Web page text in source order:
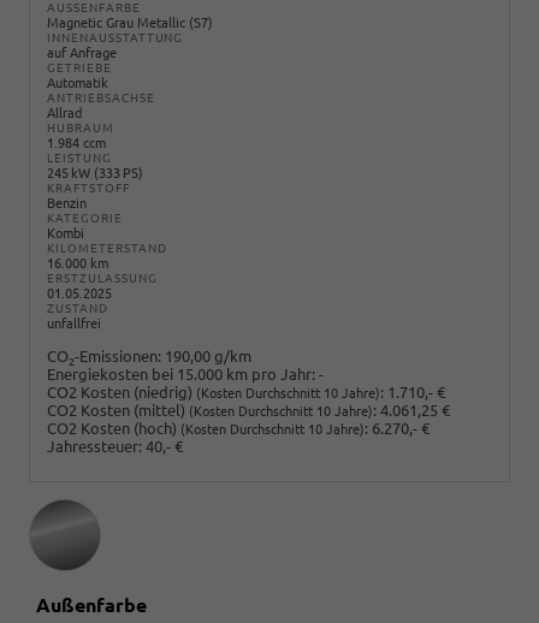
AUSSENFARBE
Magnetic Grau Metallic (S7)
INNENAUSSTATTUNG
auf Anfrage
GETRIEBE
Automatik
ANTRIEBSACHSE
Allrad
HUBRAUM
1.984 ccm
LEISTUNG
245 kW (333 PS)
KRAFTSTOFF
Benzin
KATEGORIE
Kombi
KILOMETERSTAND
16.000 km
ERSTZULASSUNG
01.05.2025
ZUSTAND
unfallfrei
CO2-Emissionen: 190,00 g/km
Energiekosten bei 15.000 km pro Jahr: -
CO2 Kosten (niedrig) (Kosten Durchschnitt 10 Jahre): 1.710,- €
CO2 Kosten (mittel) (Kosten Durchschnitt 10 Jahre): 4.061,25 €
CO2 Kosten (hoch) (Kosten Durchschnitt 10 Jahre): 6.270,- €
Jahressteuer: 40,- €
Außenfarbe